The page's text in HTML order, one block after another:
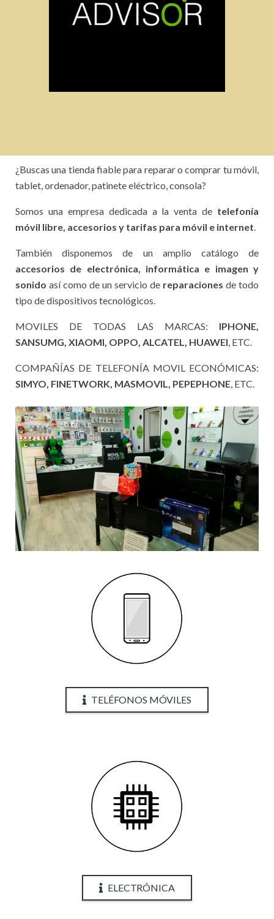
¿Buscas una tienda fiable para reparar o comprar tu móvil,
tablet, ordenador, patinete eléctrico, consola?
Somos una empresa dedicada a la venta de telefonía
móvil libre, accesorios y tarifas para móvil e internet.
También disponemos de un amplio catálogo de
accesorios de electrónica, informática e imagen y
sonido así como de un servicio de reparaciones de todo
tipo de dispositivos tecnológicos.
MOVILES DE TODAS LAS MARCAS: IPHONE,
SANSUMG, XIAOMI, OPPO, ALCATEL, HUAWEI, ETC.
COMPAÑÍAS DE TELEFONÍA MOVIL ECONÓMICAS:
SIMYO, FINETWORK, MASMOVIL, PEPEPHONE, ETC.
TELÉFONOS MÓVILES
ELECTRÓNICA